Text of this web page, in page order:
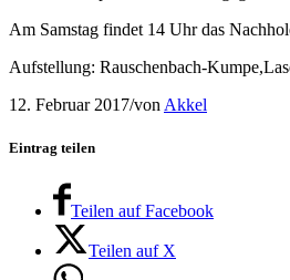
Am Samstag findet 14 Uhr das
Aufstellung: Rauschenbach-
12. Februar 2017/von Akkel
Eintrag teilen
Teilen auf Facebook
Teilen auf X